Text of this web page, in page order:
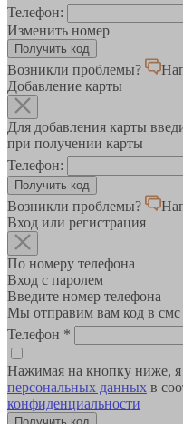
Телефон:
Изменить номер
Возникли проблемы?
Добавление карты
Для добавления карты
при получении карты
Телефон:
Возникли проблемы?
Вход или регистрация
По номеру телефона
Вход с паролем
Введите номер телефона
Мы отправим вам код в
Телефон *
Нажимая на кнопку ниже,
персональных данных в
конфиденциальности